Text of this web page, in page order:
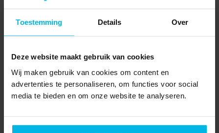
Toestemming Details Over
Deze website maakt gebruik van cookies
Wij maken gebruik van cookies om content en
advertenties te personaliseren, om functies voor social
media te bieden en om onze website te analyseren.
Huurwoning verzekeren